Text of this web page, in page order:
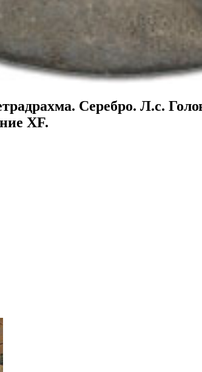
Серебро. Л.с.
XF.